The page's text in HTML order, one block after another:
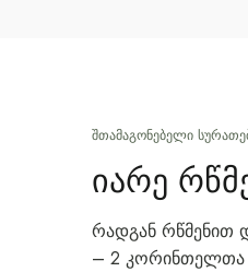
ᲨᲗᲐᲛᲐᲒᲝᲜᲔᲑᲔᲚᲘ
იარე
რადგან რწმენით
– 2 კორინთელთა